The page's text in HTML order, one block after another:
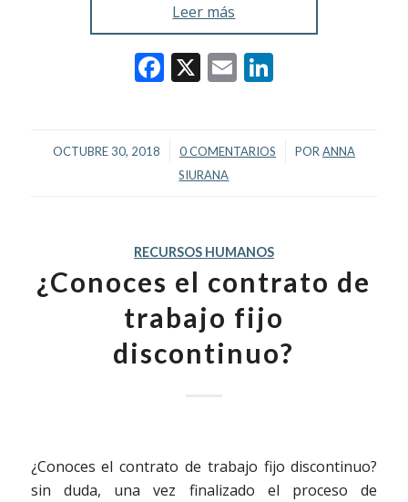
Leer más
Facebook
X EmailLinkedIn
OCTUBRE 30, 2018
/ 0 COMENTARIOS
/ POR ANNA
SIURANA
RECURSOS HUMANOS
¿Conoces el contrato de
trabajo fijo
discontinuo?
¿Conoces el contrato de trabajo fijo discontinuo?
sin duda, una vez finalizado el proceso de